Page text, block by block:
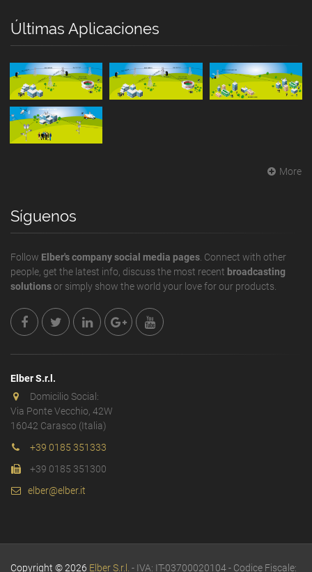
Últimas Aplicaciones
More
Síguenos
Follow Elber's company social media pages . Connect with other
people, get the latest info, discuss the most recent broadcasting
solutionsor simply show the world your love for our products.
Elber S.r.l.
Domicilio Social:
Via Ponte Vecchio, 42W
16042 Carasco (Italia)
+39 0185 351333
+39 0185 351300
elber@elber.it
Copyright © 2026 Elber S.r.l. - IVA: IT-03700020104 - Codice Fiscale: